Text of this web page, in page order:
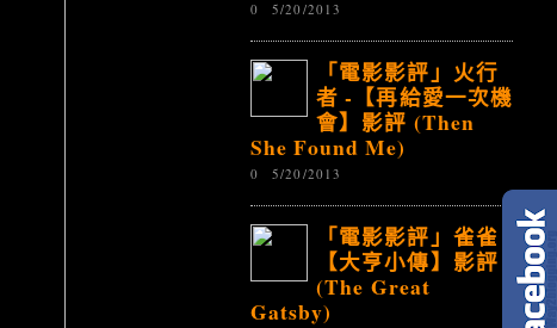
0 5/20/2013
「電影影評」火行
者 -【再給愛一次機
會】影評 (Then
She Found Me)
0 5/20/2013
「電影影評」雀雀 -
【大亨小傳】影評
(The Great
Gatsby)